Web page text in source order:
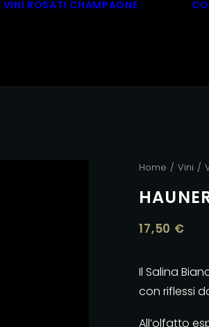
VINI ROSATI CHAMPAGNE
Home Vini
17,50 €
Il Salina
con riflessi
All’olfatto